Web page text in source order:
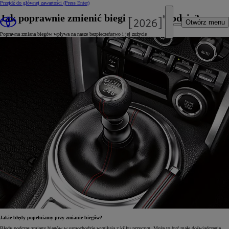
Przejdź do głównej zawartości (Press Enter)
Otwórz menu
Jak poprawnie zmienić biegi w samochodzie?
Poprawna zmiana biegów wpływa na nasze bezpieczeństwo i jej zużycie
Jakie błędy popełniamy przy zmianie biegów?